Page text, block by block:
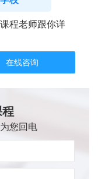
程老师跟你详
在线咨询
程
您回电